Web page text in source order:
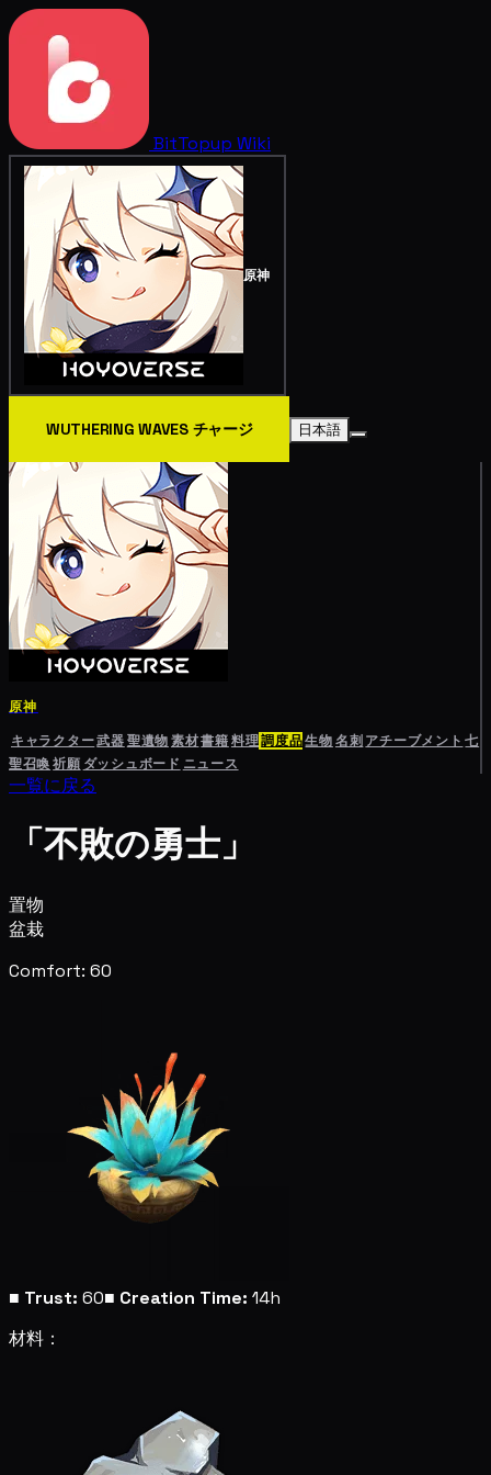
BitTopup Wiki
原神
WUTHERING WAVES チャージ 日本語
原神
キャラクター武器聖遺物素材書籍料理調度品生物名刺 アチーブメント 七
聖召喚祈願 ダッシュボード ニュース
一覧に戻る
「不敗の勇士」
置物
盆栽
Comfort: 60
■ Trust: 60■ Creation Time: 14h
材料：